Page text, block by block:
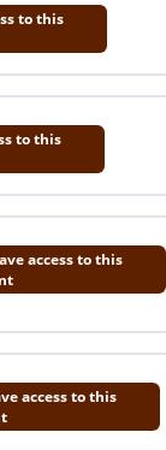
to this
to this
access to this
access to this